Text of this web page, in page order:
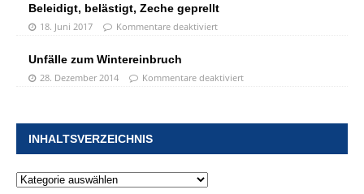
Beleidigt, belästigt, Zeche geprellt
18. Juni 2017 Kommentare deaktiviert
Unfälle zum Wintereinbruch
28. Dezember 2014 Kommentare deaktiviert
INHALTSVERZEICHNIS